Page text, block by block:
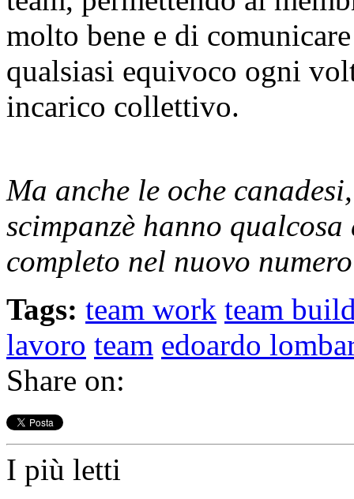
molto bene e di
qualsiasi equivoco ogni
incarico collettivo.
Ma anche le oche
scimpanzè hanno
completo nel nuovo
Tags: team work team
lavoro team edoardo
Share on:
I più letti